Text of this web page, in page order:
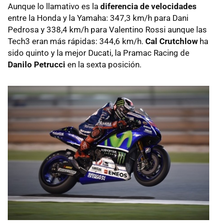
Aunque lo llamativo es la diferencia de velocidades
entre la Honda y la Yamaha: 347,3 km/h para Dani
Pedrosa y 338,4 km/h para Valentino Rossi aunque las
Tech3 eran más rápidas: 344,6 km/h. Cal Crutchlow ha
sido quinto y la mejor Ducati, la Pramac Racing de
Danilo Petrucci en la sexta posición.